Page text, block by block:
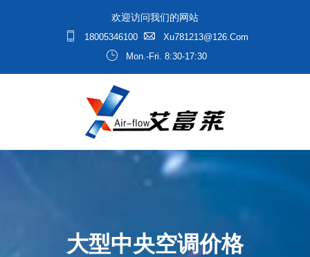
欢迎访问我们的网站
18005346100
Xu781213@126.com
Mon.-Fri. 8:30-17:30
大型中央空调价格